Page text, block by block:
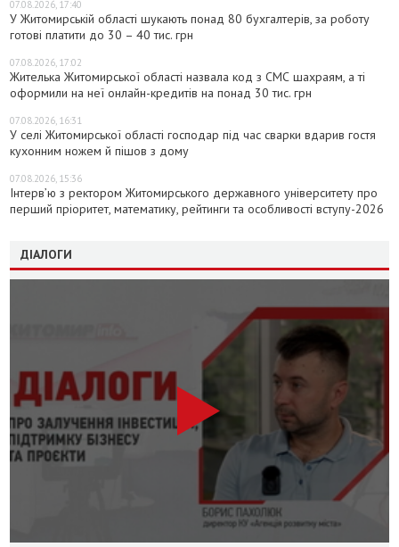
07.08.2026, 17:40
У Житомирській області шукають понад 80 бухгалтерів, за роботу
готові платити до 30 – 40 тис. грн
07.08.2026, 17:02
Жителька Житомирської області назвала код з СМС шахраям, а ті
оформили на неї онлайн-кредитів на понад 30 тис. грн
07.08.2026, 16:31
У селі Житомирської області господар під час сварки вдарив гостя
кухонним ножем й пішов з дому
07.08.2026, 15:36
Інтерв’ю з ректором Житомирського державного університету про
перший пріоритет, математику, рейтинги та особливості вступу-2026
ДІАЛОГИ